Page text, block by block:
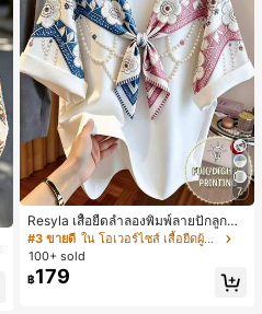
7
Resyla เสื้อยืดลำลองพิมพ์ลายปักลูกปัด
รูปโบว์ขนาดใหญ่สำหรับผู้หญิง
#3 ขายดี
ใน โอเวอร์ไซส์ เสื้อยืดผู้หญิง
100+ sold
฿179